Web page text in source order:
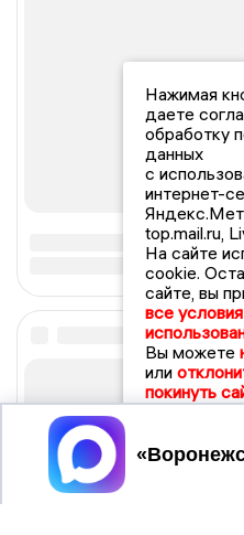
Нажимая
даете
обработку
данных
с
интернет-
top.mail.ru,
На сайте
cookie.
сайте, вы
все условия
Вы можете
или
покинуть